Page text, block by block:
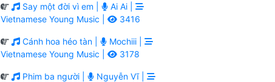
Say một đời vì em |
Ai Ai |
Vietnamese Young Music |
3416
Cánh hoa héo tàn |
Mochiii |
Vietnamese Young Music |
3178
Phim ba người |
Nguyễn Vĩ |